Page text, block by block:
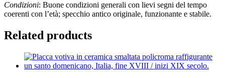
Condizioni: Buone condizioni generali con lievi segni del tempo
coerenti con l’età; specchio antico originale, funzionante e stabile.
Related products